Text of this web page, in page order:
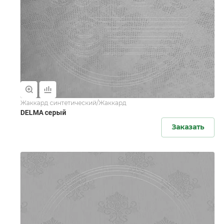
Жаккард синтетический/Жаккард
DELMA серый
Заказать